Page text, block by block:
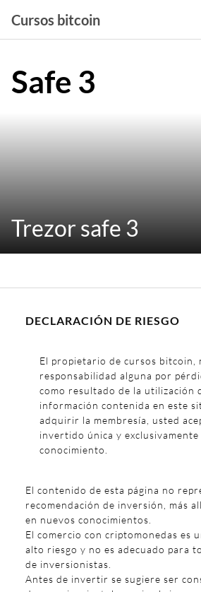
contenido
Cursos bitcoin
Safe 3
Trezor safe 3
DECLARACIÓN DE RIESGO
El propietario de cursos bitcoin,
responsabilidad alguna por
como resultado de la utilización
información contenida en este
adquirir la membresía, usted
invertido única y
conocimiento.
El contenido de esta página no
recomendación de inversión, más
en nuevos conocimientos.
El comercio con criptomonedas es
alto riesgo y no es adecuado para
de inversionistas.
Antes de invertir se sugiere ser